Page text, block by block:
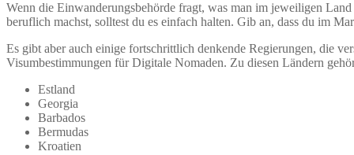
Wenn die Einwanderungsbehörde fragt, was man im jeweiligen
beruflich machst, solltest du es einfach halten. Gib an, dass du im
Es gibt aber auch einige fortschrittlich denkende Regierungen, die
Visumbestimmungen für Digitale Nomaden. Zu diesen Ländern
Estland
Georgia
Barbados
Bermudas
Kroatien